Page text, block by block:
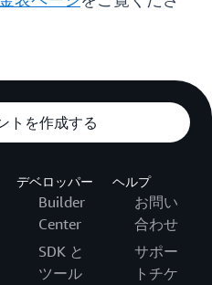
トを作成する
デベロッパー
Builder
Center
SDK と
ツール
ヘルプ
お問い
合わせ
サポー
トチケ